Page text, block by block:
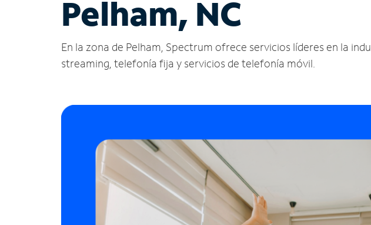
Pelham, NC
En la zona de Pelham, Spectrum ofrece servicios líderes en la
streaming, telefonía fija y servicios de telefonía móvil.